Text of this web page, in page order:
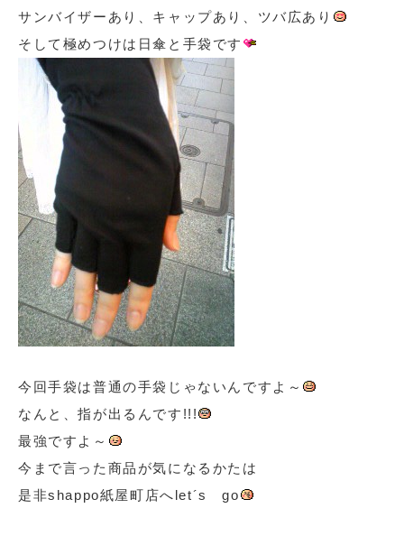
サンバイザーあり、キャップあり、ツバ広あり
そして極めつけは日傘と手袋です
今回手袋は普通の手袋じゃないんですよ～
なんと、指が出るんです!!!
最強ですよ～
今まで言った商品が気になるかたは
是非shappo紙屋町店へlet´s go